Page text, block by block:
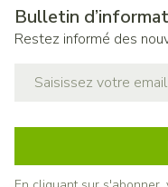
Bulletin
Restez informé des